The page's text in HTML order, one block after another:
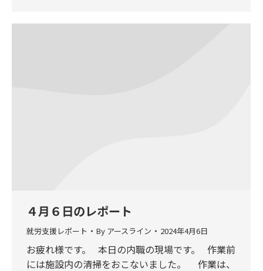
４月６日のレポート
就労支援レポート By アースライン 2024年4月6日
お疲れ様です。 本日の内職の現場です。 作業前
には施設内の清掃をおこないました。 作業は、